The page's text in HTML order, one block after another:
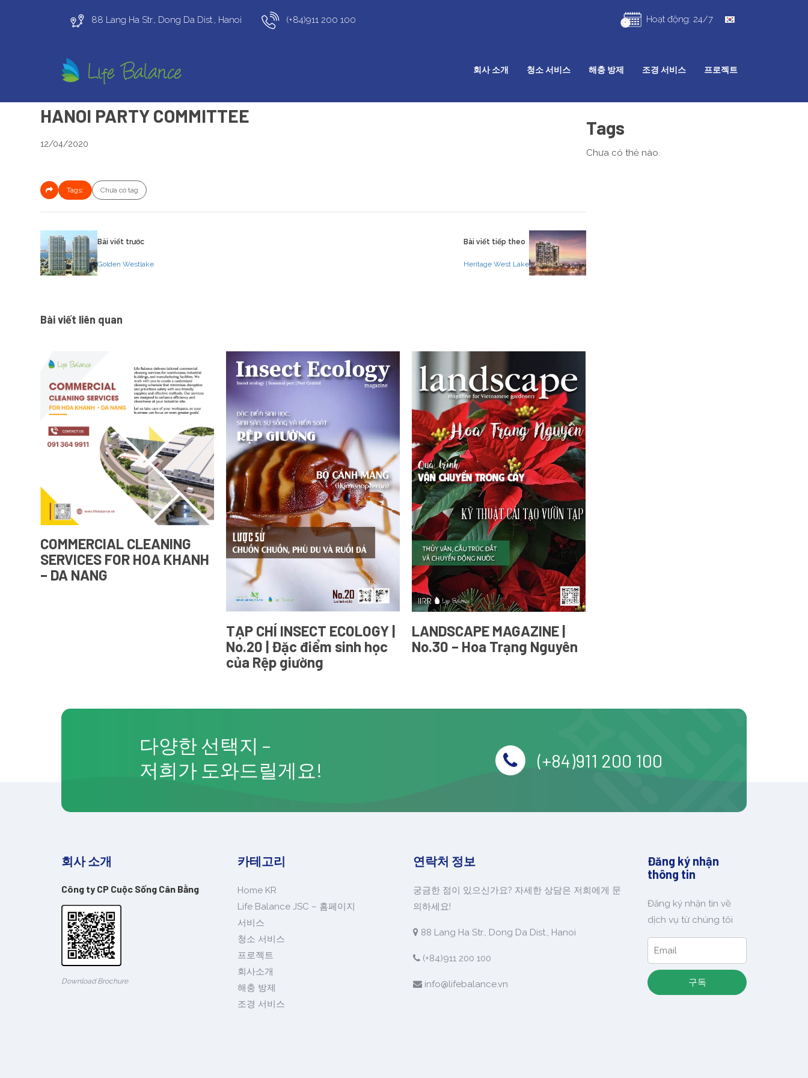
88 Lang Ha Str., Dong Da Dist., Hanoi (+84)911 200 100 Hoạt động: 24/7
회사 소개 청소 서비스 해충 방제 조경 서비스 프로젝트
HANOI PARTY COMMITTEE
12/04/2020
Tags: Chưa có tag
Bài viết trước
Golden Westlake
Bài viết tiếp theo
Heritage West Lake
Bài viết liên quan
COMMERCIAL CLEANING
SERVICES FOR HOA KHANH
– DA NANG
TẠP CHÍ INSECT ECOLOGY |
No.20 | Đặc điểm sinh học
của Rệp giường
LANDSCAPE MAGAZINE |
No.30 – Hoa Trạng Nguyên
Tags
Chưa có thẻ nào.
다양한 선택지 –
저희가 도와드릴게요!
(+84)911 200 100
회사 소개
Công ty CP Cuộc Sống Cân Bằng
Download Brochure
카테고리
Home KR
Life Balance JSC – 홈페이지
서비스
청소 서비스
프로젝트
회사소개
해충 방제
조경 서비스
연락처 정보
궁금한 점이 있으신가요? 자세한 상담은 저희에게 문
의하세요!
88 Lang Ha Str., Dong Da Dist., Hanoi
(+84)911 200 100
info@lifebalance.vn
Đăng ký nhận
thông tin
Đăng ký nhận tin về
dịch vụ từ chúng tôi
구독